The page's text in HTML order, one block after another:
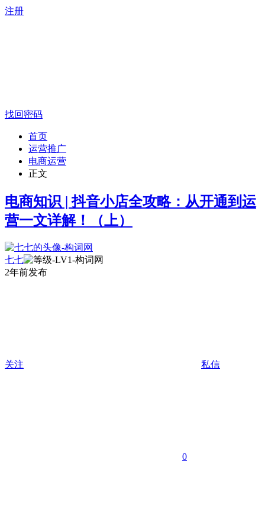
注册
找回密码
首页
运营推广
电商运营
正文
电商知识 | 抖音小店全攻略：从开通到运
营一文详解！（上）
七七
2年前发布
关注 私信
0